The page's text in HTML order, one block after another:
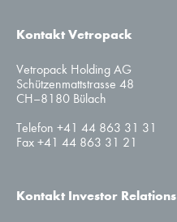
Kontakt Vetropack
Vetropack Holding AG
Schützenmattstrasse 48
CH–8180 Bülach
Telefon +41 44 863 31 31
Fax +41 44 863 31 21
Kontakt Investor Relations